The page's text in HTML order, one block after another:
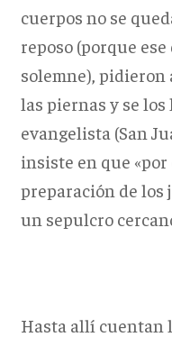
cuerpos no se
reposo (porque
solemne), pidieron
las piernas y se
evangelista (San
insiste en que «por
preparación de los
un sepulcro
Hasta allí cuentan